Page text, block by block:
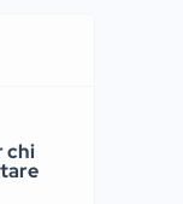
chi